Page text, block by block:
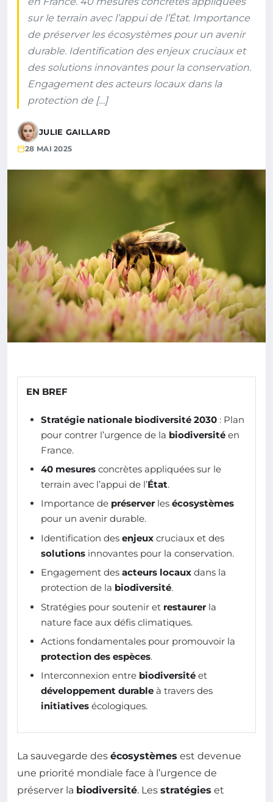
sur le terrain avec l’appui de l’État. Importance
de préserver les écosystèmes pour un avenir
durable. Identification des enjeux cruciaux et
des solutions innovantes pour la conservation.
Engagement des acteurs locaux dans la
protection de […]
JULIE GAILLARD
28 MAI 2025
EN BREF
Stratégie nationale biodiversité 2030 : Plan
pour contrer l’urgence de la biodiversité en
France.
40 mesures concrètes appliquées sur le
terrain avec l’appui de l’État.
Importance de préserver les écosystèmes
pour un avenir durable.
Identification des enjeux cruciaux et des
solutions innovantes pour la conservation.
Engagement des acteurs locaux dans la
protection de la biodiversité.
Stratégies pour soutenir et restaurer la
nature face aux défis climatiques.
Actions fondamentales pour promouvoir la
protection des espèces.
Interconnexion entre biodiversité et
développement durable à travers des
initiatives écologiques.
La sauvegarde des écosystèmes est devenue
une priorité mondiale face à l’urgence de
préserver la biodiversité. Les stratégies et